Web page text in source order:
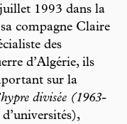
1993 dans la
compagne Claire
des
d’Algérie, ils
sur la
divisée (1963-